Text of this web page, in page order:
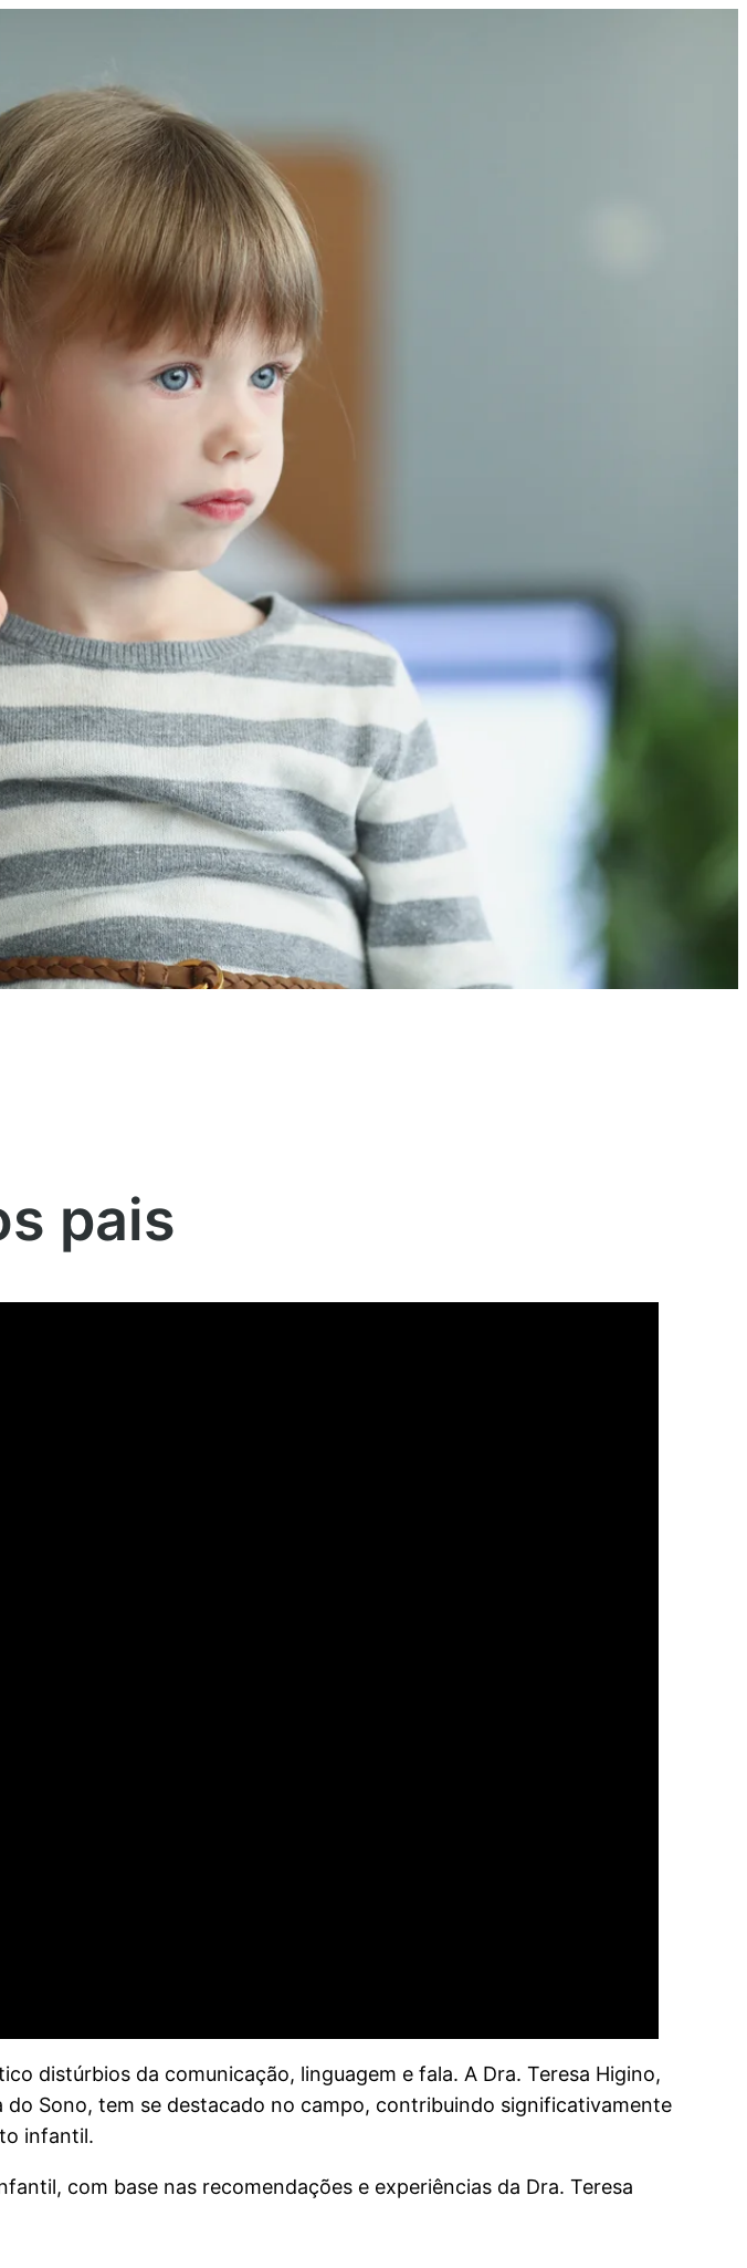
pais
distúrbios da comunicação, linguagem e fala. A Dra. Teresa Higino,
Sono, tem se destacado no campo, contribuindo significativamente
infantil.
com base nas recomendações e experiências da Dra. Teresa